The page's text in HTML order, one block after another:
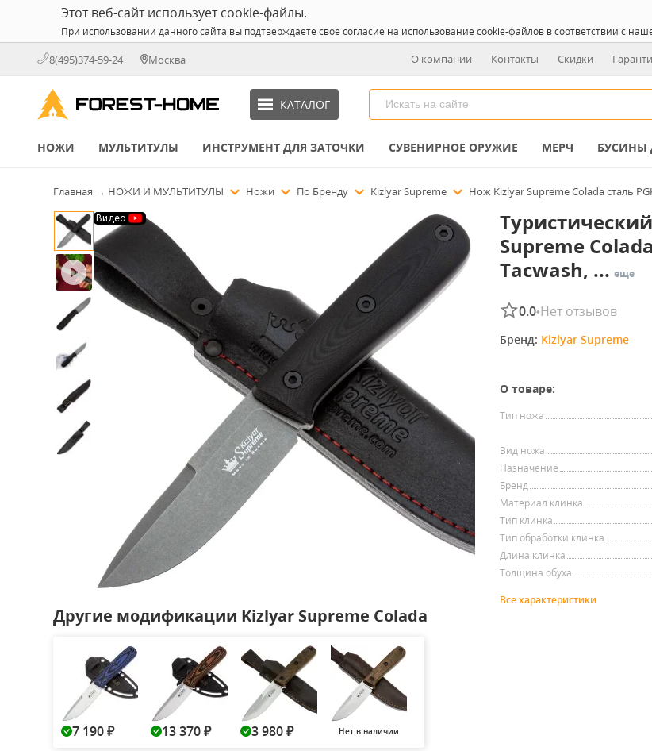
Этот веб-сайт использует cookie-файлы.
При использовании данного сайта вы подтверждаете свое согласие на использование cookie-файлов в соответствии с
8(495)374-59-24 Москва О компании Контакты Скидки
КАТАЛОГ
НОЖИ МУЛЬТИТУЛЫ ИНСТРУМЕНТ ДЛЯ ЗАТОЧКИ СУВЕНИРНОЕ ОРУЖИЕ МЕРЧ БУСИНЫ
Главная → НОЖИ И МУЛЬТИТУЛЫ Ножи По Бренду Kizlyar Supreme Нож Kizlyar Supreme Colada сталь
Видео
Другие модификации Kizlyar Supreme Colada
7 190 ₽ 13 370 ₽ 3 980 ₽ Нет в наличии
Supreme
Tacwash, ... еще
0.0•Нет отзывов
Бренд: Kizlyar Supreme
О товаре:
Тип ножа
Вид ножа
Назначение
Бренд
Материал клинка
Тип клинка
Тип обработки клинка
Длина клинка
Толщина обуха
Все характеристики